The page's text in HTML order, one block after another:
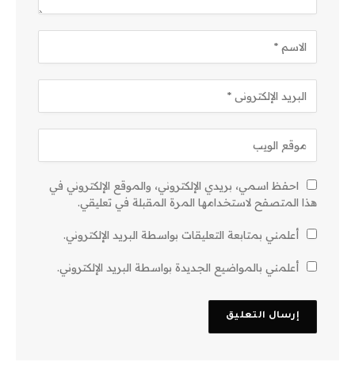
احفظ اسمي، بريدي الإلكتروني، والموقع الإلكتروني في
هذا المتصفح لاستخدامها المرة المقبلة في تعليقي.
أعلمني بمتابعة التعليقات بواسطة البريد الإلكتروني.
أعلمني بالمواضيع الجديدة بواسطة البريد الإلكتروني.